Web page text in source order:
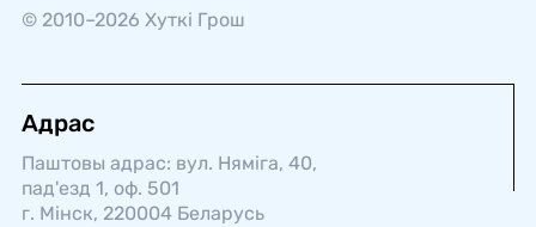
Адрас
Паштовы адрас: вул. Няміга, 40,
пад'езд 1, оф. 501
г. Мінск, 220004 Беларусь
© 2010–2026 Хуткi Грош